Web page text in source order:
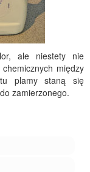
ale niestety nie
między
plamy staną się
zamierzonego.